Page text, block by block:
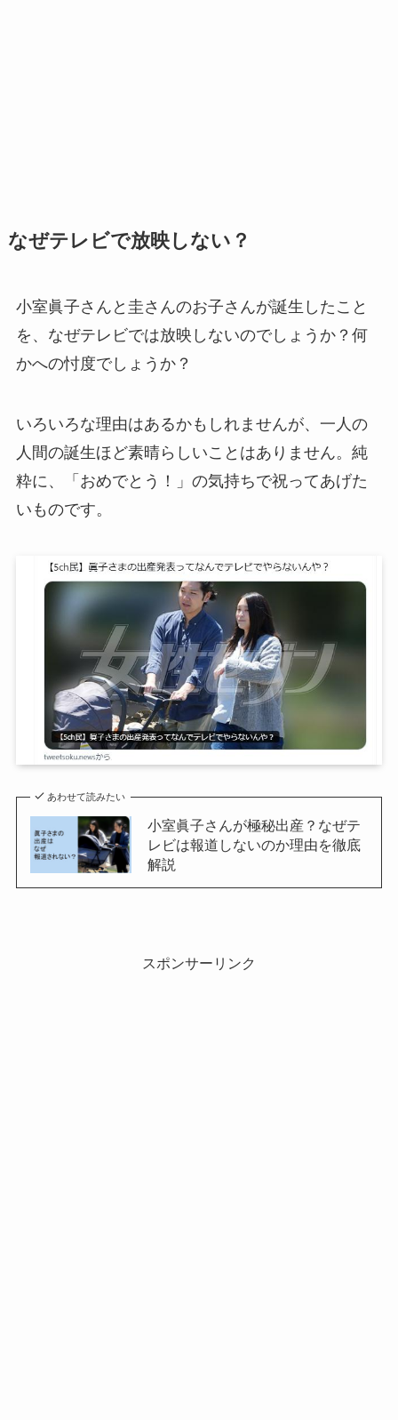
なぜテレビで放映しない？
小室眞子さんと圭さんのお子さんが誕生したこと
を、なぜテレビでは放映しないのでしょうか？何
かへの忖度でしょうか？
いろいろな理由はあるかもしれませんが、一人の
人間の誕生ほど素晴らしいことはありません。純
粋に、「おめでとう！」の気持ちで祝ってあげた
いものです。
あわせて読みたい
小室眞子さんが極秘出産？なぜテ
レビは報道しないのか理由を徹底
解説
スポンサーリンク